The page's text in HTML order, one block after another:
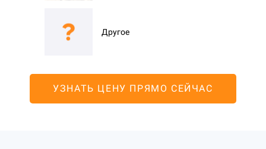
Другое
УЗНАТЬ ЦЕНУ ПРЯМО СЕЙЧАС